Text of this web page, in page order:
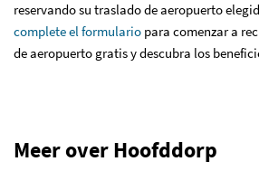
reservando su traslado de aeropuerto
complete el formulario para comenzar a
de aeropuerto gratis y descubra los
Meer over Hoofddorp